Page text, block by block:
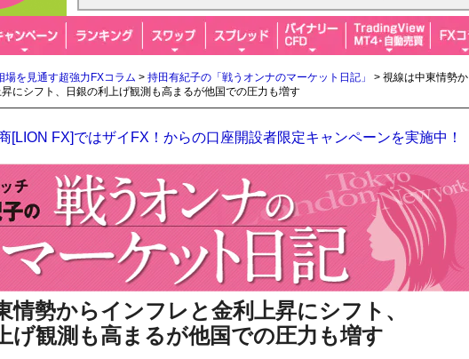
場を見通す超強力FXコラム > 持田有紀子の「戦うオンナのマーケット日記」
> 視線は中東情勢か
にシフト、日銀の利上げ観測も高まるが他国での圧力も増す
[LION FX]ではザイFX！からの口座開設者限定キャンペーンを実施中！
情勢からインフレと金利上昇にシフト、
げ観測も高まるが他国での圧力も増す